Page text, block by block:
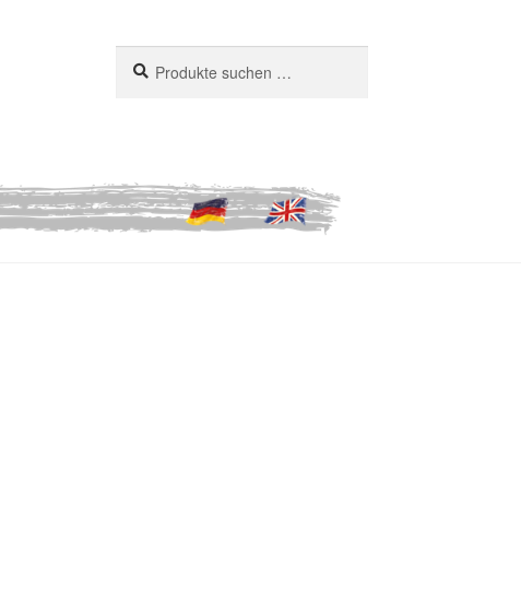
nach: